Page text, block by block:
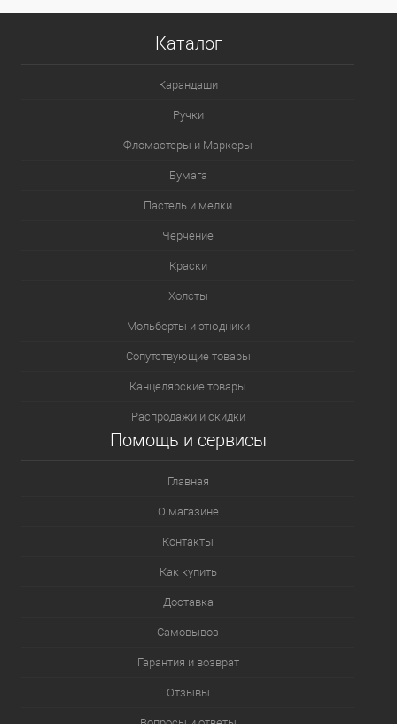
Каталог
Карандаши
Ручки
Фломастеры и Маркеры
Бумага
Пастель и мелки
Черчение
Краски
Холсты
Мольберты и этюдники
Сопутствующие товары
Канцелярские товары
Распродажи и скидки
Помощь и сервисы
Главная
О магазине
Контакты
Как купить
Доставка
Самовывоз
Гарантия и возврат
Отзывы